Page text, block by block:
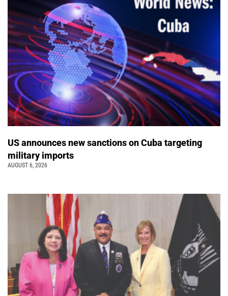
US announces new sanctions on Cuba targeting
military imports
AUGUST 6, 2026